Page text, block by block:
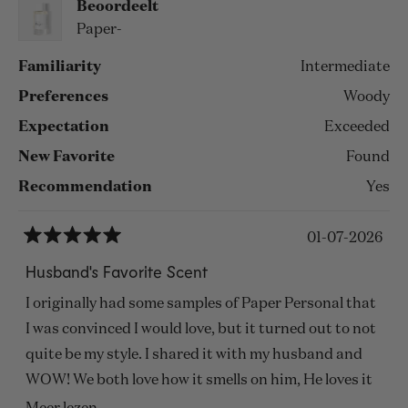
Beoordeelt
Paper-
Familiarity Intermediate
Preferences Woody
Expectation Exceeded
New Favorite Found
Recommendation Yes
met
5
van
de
5
01-07-2026
Husband's Favorite Scent
I originally had some samples of Paper Personal that
I was convinced I would love, but it turned out to not
quite be my style. I shared it with my husband and
WOW! We both love how it smells on him, He loves it